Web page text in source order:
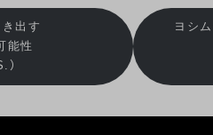
出す
能性
ヨシ